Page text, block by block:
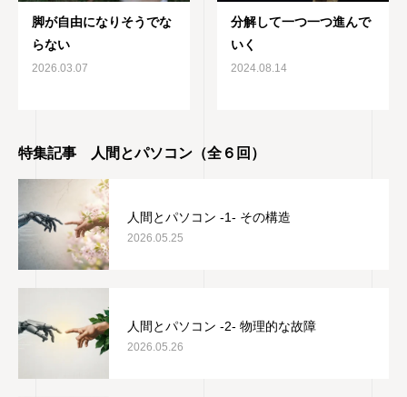
脚が自由になりそうでな
らない
2026.03.07
分解して一つ一つ進んで
いく
2024.08.14
特集記事 人間とパソコン（全６回）
人間とパソコン -1- その構造
2026.05.25
人間とパソコン -2- 物理的な故障
2026.05.26